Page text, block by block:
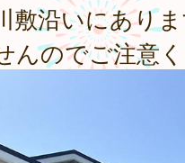
敷沿いにあり
んのでご注意